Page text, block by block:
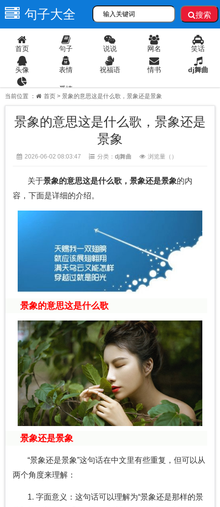
句子大全 搜索
首页 句子 说说 网名 笑话
头像 表情 祝福语 情书 dj舞曲
爱情
当前位置 ： 首页 > 景象的意思这是什么歌，景象还是景象
景象的意思这是什么歌，景象还是
景象
2026-06-02 08:03:47 分类： dj舞曲 浏览量（ ）
关于景象的意思这是什么歌，景象还是景象的内
容，下面是详细的介绍。
景象的意思这是什么歌
景象还是景象
“景象还是景象”这句话在中文里有些重复，但可以从
两个角度来理解：
1. 字面意义：这句话可以理解为“景象还是那样的景